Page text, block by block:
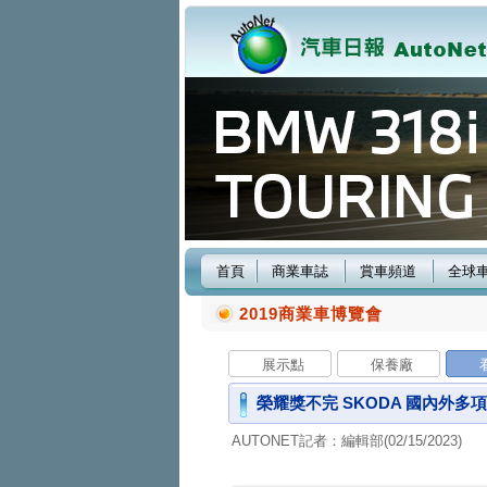
首頁 商業車誌 賞車頻道 全球
2019商業車博覽會
展示點 保養廠
榮耀獎不完 SKODA 國內外多
AUTONET記者：編輯部(02/15/2023)